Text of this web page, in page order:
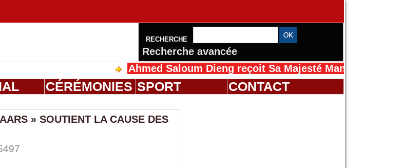
RECHERCHE
Recherche avancée
Ahmed Saloum Dieng reçoit Sa Majesté Mansah Cissé au
CÉRÉMONIES SPORT CONTACT
» SOUTIENT LA CAUSE DES